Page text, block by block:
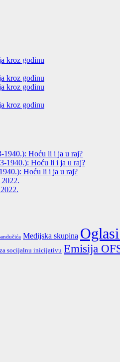
kroz godinu
kroz godinu
kroz godinu
kroz godinu
1940.): Hoću li i ja u raj?
1940.): Hoću li i ja u raj?
Hoću li i ja u raj?
Medijska skupina
socijalnu inicijativu Emisija